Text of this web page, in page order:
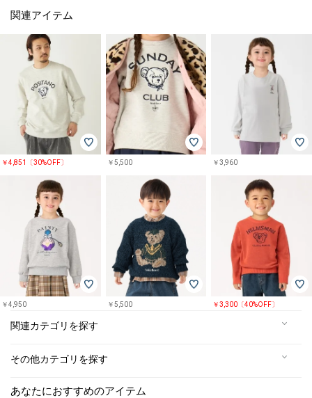
関連アイテム
￥4,851〔30%OFF〕 ￥5,500 ￥3,960
￥4,950 ￥5,500 ￥3,300〔40%OFF〕
関連カテゴリを探す
その他カテゴリを探す
あなたにおすすめのアイテム